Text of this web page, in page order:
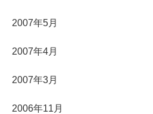
2007年5月
2007年4月
2007年3月
2006年11月